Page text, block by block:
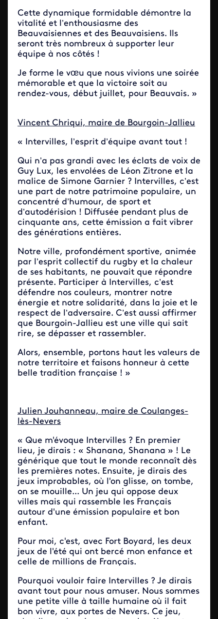
Cette dynamique formidable démontre la
vitalité et l’enthousiasme des
Beauvaisiennes et des Beauvaisiens. Ils
seront très nombreux à supporter leur
équipe à nos côtés !
Je forme le vœu que nous vivions une soirée
mémorable et que la victoire soit au
rendez-vous, début juillet, pour Beauvais. »
Vincent Chriqui, maire de Bourgoin-Jallieu
« Intervilles, l’esprit d’équipe avant tout !
Qui n’a pas grandi avec les éclats de voix de
Guy Lux, les envolées de Léon Zitrone et la
malice de Simone Garnier ? Intervilles, c’est
une part de notre patrimoine populaire, un
concentré d’humour, de sport et
d’autodérision ! Diffusée pendant plus de
cinquante ans, cette émission a fait vibrer
des générations entières.
Notre ville, profondément sportive, animée
par l’esprit collectif du rugby et la chaleur
de ses habitants, ne pouvait que répondre
présente. Participer à Intervilles, c’est
défendre nos couleurs, montrer notre
énergie et notre solidarité, dans la joie et le
respect de l’adversaire. C’est aussi affirmer
que Bourgoin-Jallieu est une ville qui sait
rire, se dépasser et rassembler.
Alors, ensemble, portons haut les valeurs de
notre territoire et faisons honneur à cette
belle tradition française ! »
Julien Jouhanneau, maire de Coulanges-
lès-Nevers
« Que m'évoque Intervilles ? En premier
lieu, je dirais : « Shanana, Shanana » ! Le
générique que tout le monde reconnaît dès
les premières notes. Ensuite, je dirais des
jeux improbables, où l'on glisse, on tombe,
on se mouille... Un jeu qui oppose deux
villes mais qui rassemble les Français
autour d'une émission populaire et bon
enfant.
Pour moi, c'est, avec Fort Boyard, les deux
jeux de l'été qui ont bercé mon enfance et
celle de millions de Français.
Pourquoi vouloir faire Intervilles ? Je dirais
avant tout pour nous amuser. Nous sommes
une petite ville à taille humaine où il fait
bon vivre, aux portes de Nevers. Ce jeu,